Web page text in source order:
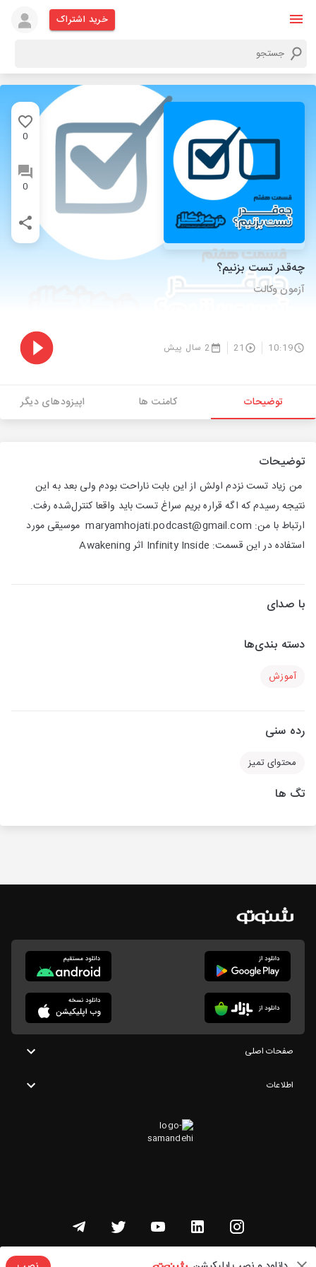
خرید اشتراک
0
0
چه‌قدر تست بزنیم؟
آزمون وکالت
10:19
21 2 سال پیش
توضیحات کامنت ها اپیزودهای دیگر
توضیحات
‌ من زیاد تست نزدم اولش از این بابت ناراحت بودم ولی بعد به این
نتیجه رسیدم که اگه قراره بریم سراغ تست باید واقعا کنترل­‌شده رفت. ‌
ارتباط با من: maryamhojati.podcast@gmail.com ‌ موسیقی مورد
استفاده در این قسمت: Infinity Inside اثر Awakening
با صدای
دسته بندی‌ها
آموزش
رده سنی
محتوای تمیز
تگ ها
صفحات اصلی
اطلاعات
تمامی حقوق این وبسایت متعلق به شنوتو است